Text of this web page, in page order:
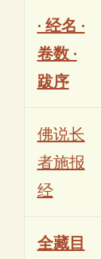
· 经名 ·
卷数 ·
跋序
佛说长
者施报
经
全藏目